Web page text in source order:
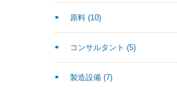
原料 (10)
コンサルタント (5)
製造設備 (7)